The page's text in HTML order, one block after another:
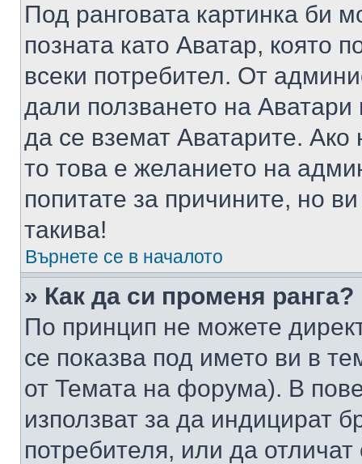
Под ранговата картинка би
позната като Аватар, която
всеки потребител. От
дали ползването на
да се вземат Аватарите.
то това е желанието на
попитате за причините, но
такива!
Върнете се в началото
» Как да си променя ранга?
По принцип не можете
се показва под името ви в
от Темата на форума). В
използват за да индицират
потребителя, или да